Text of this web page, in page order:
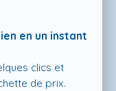
en un instant
clics et
de prix.